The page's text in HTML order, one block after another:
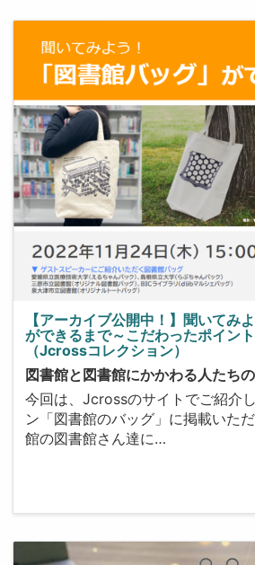
【アーカイブ公開中！】聞いてみ
ができるまで～こだわったポイン
（Jcrossコレクション）
図書館と図書館にかかわる人たち
今回は、Jcrossのサイトでご紹介
ン「図書館のバッグ」に掲載いた
館の図書館さん達に…